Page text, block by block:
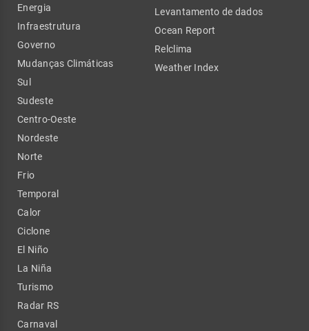
Energia
Infraestrutura
Governo
Mudanças Climáticas
Sul
Sudeste
Centro-Oeste
Nordeste
Norte
Frio
Temporal
Calor
Ciclone
El Niño
La Niña
Turismo
Radar RS
Carnaval
Levantamento de dados
Ocean Report
Relclima
Weather Index